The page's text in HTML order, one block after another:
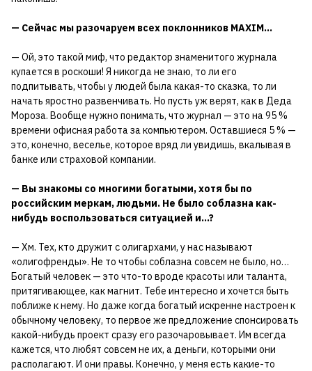
— Сейчас мы разочаруем всех поклонников МAXIM...
— Ой, это такой миф, что редактор знаменитого журнала
купается в роскоши! Я никогда не знаю, то ли его
подпитывать, чтобы у людей была какая-то сказка, то ли
начать яростно развенчивать. Но пусть уж верят, как в Деда
Мороза. Вообще нужно понимать, что журнал — это на 95 %
времени офисная работа за компьютером. Оставшиеся 5 % —
это, конечно, веселье, которое вряд ли увидишь, вкалывая в
банке или страховой компании.
— Вы знакомы со многими богатыми, хотя бы по
российским меркам, людьми. Не было соблазна как-
нибудь воспользоваться ситуацией и…?
— Хм. Тех, кто дружит с олигархами, у нас называют
«олигофренды». Не то чтобы соблазна совсем не было, но…
Богатый человек — это что-то вроде красоты или таланта,
притягивающее, как магнит. Тебе интересно и хочется быть
поближе к нему. Но даже когда богатый искренне настроен к
обычному человеку, то первое же предложение спонсировать
какой-нибудь проект сразу его разочаровывает. Им всегда
кажется, что любят совсем не их, а деньги, которыми они
располагают. И они правы. Конечно, у меня есть какие-то